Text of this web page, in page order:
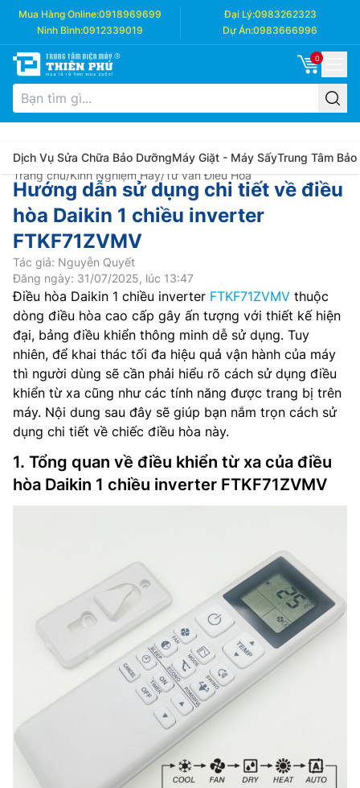
Mua Hàng Online:0918969699 Đại Lý:0983262323
Ninh Bình:0912339019 Dự Án:0983666996
0
Dịch Vụ Sửa Chữa Bảo DưỡngMáy Giặt - Máy SấyTrung Tâm Bảo
Trang chủ/Kinh Nghiệm Hay/Tư vấn Điều Hòa
Hướng dẫn sử dụng chi tiết về điều
hòa Daikin 1 chiều inverter
FTKF71ZVMV
Tác giả: Nguyễn Quyết
Đăng ngày: 31/07/2025, lúc 13:47
Điều hòa Daikin 1 chiều inverter FTKF71ZVMV thuộc
dòng điều hòa cao cấp gây ấn tượng với thiết kế hiện
đại, bảng điều khiển thông minh dễ sử dụng. Tuy
nhiên, để khai thác tối đa hiệu quả vận hành của máy
thì người dùng sẽ cần phải hiểu rõ cách sử dụng điều
khiển từ xa cũng như các tính năng được trang bị trên
máy. Nội dung sau đây sẽ giúp bạn nắm trọn cách sử
dụng chi tiết về chiếc điều hòa này.
1. Tổng quan về điều khiển từ xa của điều
hòa Daikin 1 chiều inverter FTKF71ZVMV